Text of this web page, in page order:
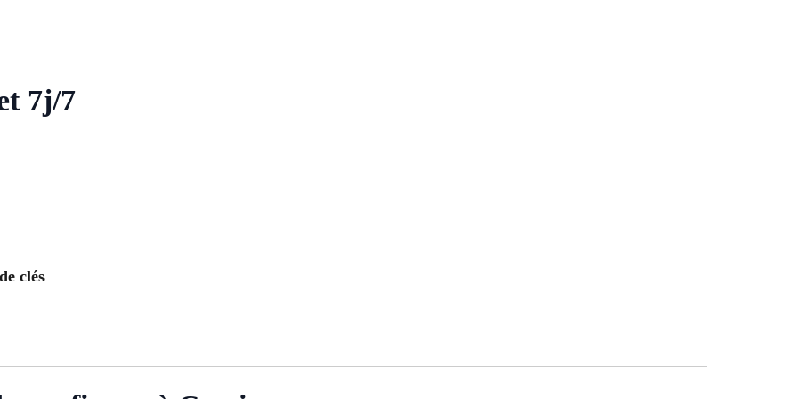
7j/7
clés